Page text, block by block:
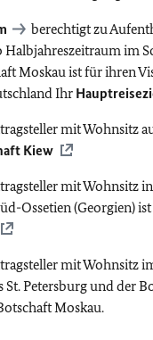
berechtigt zu
Halbjahreszeitraum im
Moskau ist für ihren
Ihr
mit Wohnsitz
Kiew
mit Wohnsitz
Ossetien (Georgien)
mit Wohnsitz
St. Petersburg und der
Moskau.